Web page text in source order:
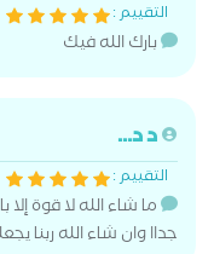
التقييم :
بارك الله فيك
د د...
التقييم :
ما شاء الله لا قوة
جداا وان شاء الله ربنا